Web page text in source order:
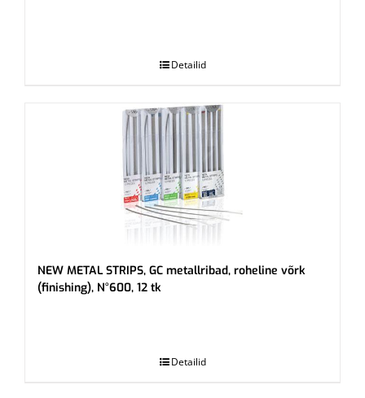
Detailid
NEW METAL STRIPS, GC metallribad, roheline võrk
(finishing), N°600, 12 tk
Detailid